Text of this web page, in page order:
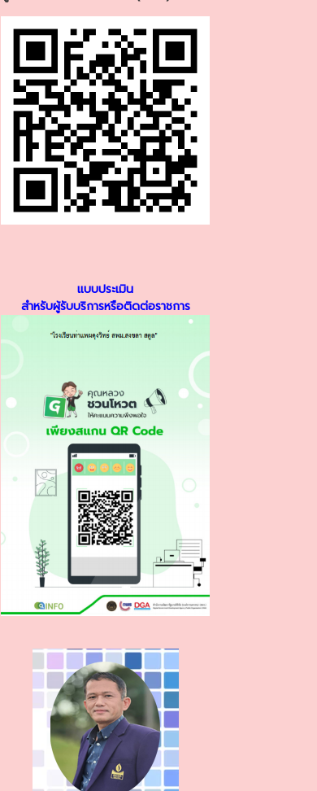
แบบประเมิน
สำหรับผู้รับบริการหรือติดต่อราชการ